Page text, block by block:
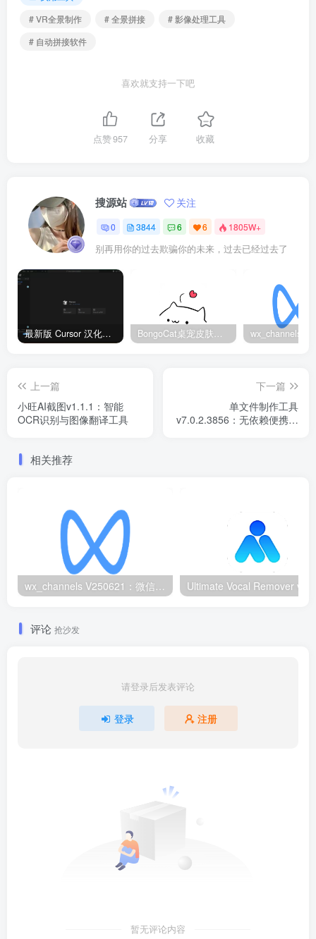
# VR全景制作
# 全景拼接
# 影像处理工具
# 自动拼接软件
喜欢就支持一下吧
点赞957 分享 收藏
搜源站 关注
0 3844 6 6 1805W+
别再用你的过去欺骗你的未来，过去已经过去了
最新版 Cursor 汉化设置中文教程（两种简单方法，附中文语言包下载） BongoCat桌宠皮肤包大全：20款主题皮肤免费下载
上一篇
小旺AI截图v1.1.1：智能
OCR识别与图像翻译工具
下一篇
单文件制作工具
v7.0.2.3856：无依赖便携封
相关推荐
评论 抢沙发
请登录后发表评论
登录 注册
暂无评论内容